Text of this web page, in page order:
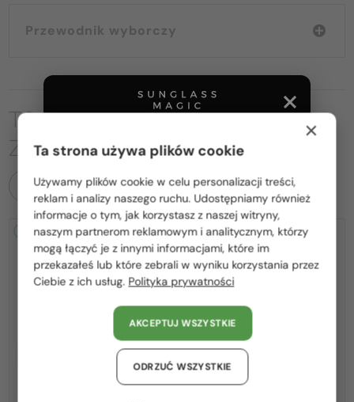
Przewodnik wyborczy
TO MOŻE CIĘ RÓWNIEŻ
ZAINTERESOWAĆ
WSZYSTKIE PRODUKTY
2-4 DNI -15%
Z SOCZEWKĄ MONOFOKALNĄ
Optična okvirja
2-4 DNI -15%
Z SOCZEWKĄ MONOFOKALNĄ
PLUS 275 PLN
Fendi—Optična okvirja
Proszę wybierz z listy odpowiedni dla Ciebie kraj:
Polska / PL
România / RO
Magyarország / HU
United Arab Emirates / EN
Austria / AT
Niemcy / DE
×
Ta strona używa plików cookie
Używamy plików cookie w celu personalizacji treści,
reklam i analizy naszego ruchu. Udostępniamy również
informacje o tym, jak korzystasz z naszej witryny,
naszym partnerom reklamowym i analitycznym, którzy
mogą łączyć je z innymi informacjami, które im
przekazałeś lub które zebrali w wyniku korzystania przez
Ciebie z ich usług. Polityka prywatności
AKCEPTUJ WSZYSTKIE
ODRZUĆ WSZYSTKIE